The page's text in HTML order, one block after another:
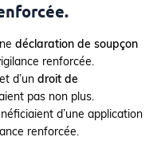
déclaration de soupçon
renforcée.
d’un droit de
pas non plus.
d’une application
renforcée.